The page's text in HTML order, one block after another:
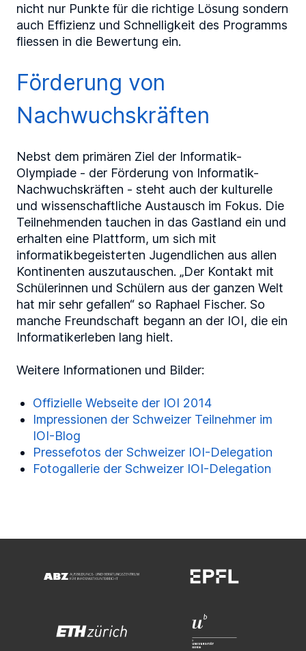
nicht nur Punkte für die richtige Lösung sondern
auch Effizienz und Schnelligkeit des Programms
fliessen in die Bewertung ein.
Förderung von
Nachwuchskräften
Nebst dem primären Ziel der Informatik-
Olympiade - der Förderung von Informatik-
Nachwuchskräften - steht auch der kulturelle
und wissenschaftliche Austausch im Fokus. Die
Teilnehmenden tauchen in das Gastland ein und
erhalten eine Plattform, um sich mit
informatikbegeisterten Jugendlichen aus allen
Kontinenten auszutauschen. „Der Kontakt mit
Schülerinnen und Schülern aus der ganzen Welt
hat mir sehr gefallen“ so Raphael Fischer. So
manche Freundschaft begann an der IOI, die ein
Informatikerleben lang hielt.
Weitere Informationen und Bilder:
Offizielle Webseite der IOI 2014
Impressionen der Schweizer Teilnehmer im
IOI-Blog
Pressefotos der Schweizer IOI-Delegation
Fotogallerie der Schweizer IOI-Delegation